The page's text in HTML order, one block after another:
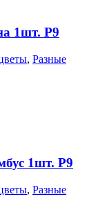
1шт. Р9
, Разные
1шт. Р9
, Разные